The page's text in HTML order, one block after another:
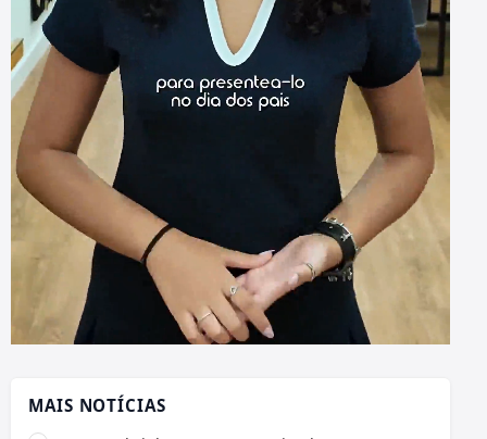
MAIS NOTÍCIAS